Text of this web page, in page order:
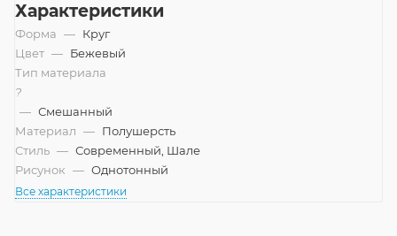
Характеристики
Форма — Круг
Цвет — Бежевый
Тип материала
?
— Смешанный
Материал — Полушерсть
Стиль — Современный, Шале
Рисунок — Однотонный
Все характеристики